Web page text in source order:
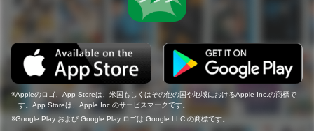
Appleのロゴ、App Storeは、米国もしくはその他の国や地域におけるApple Inc.の商標で
す。App Storeは、Apple Inc.のサービスマークです。
Google Play および Google Play ロゴは Google LLC の商標です。